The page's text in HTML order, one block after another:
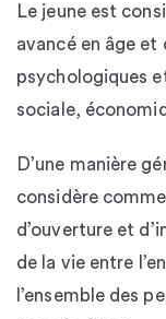
Le jeune est
avancé en âge
psychologiques
sociale,
D’une manière
considère
d’ouverture et
de la vie entre
l’ensemble des